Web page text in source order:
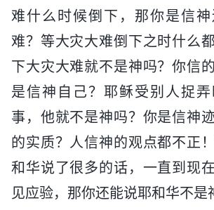
难什么时候倒下，那你是信
难？等大灾大难倒下之时什么
下大灾大难就不是神吗？你信
是信神自己？耶稣受别人捉
事，他就不是神吗？你是信神
的实质？人信神的观点都不正
和华说了很多的话，一直到现
见应验，那你还能说耶和华不是